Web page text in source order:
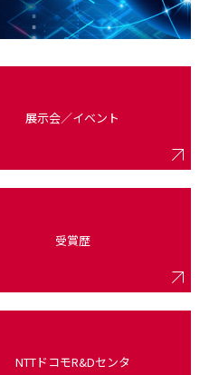
展示会／イベント
受賞歴
NTTドコモR&Dセンタ